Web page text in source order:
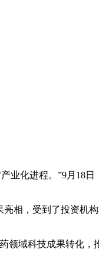
化进程。”9月18日
相，受到了投资机
域科技成果转化，